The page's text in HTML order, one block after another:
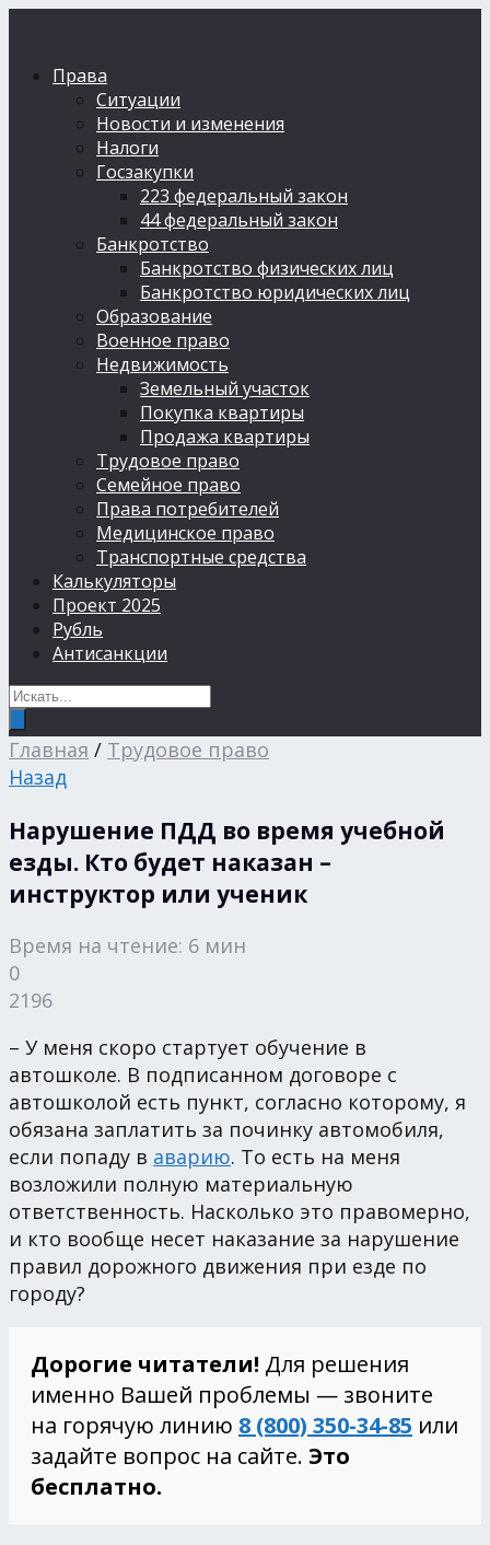
Права
Ситуации
Новости и изменения
Налоги
Госзакупки
223 федеральный закон
44 федеральный закон
Банкротство
Банкротство физических лиц
Банкротство юридических лиц
Образование
Военное право
Недвижимость
Земельный участок
Покупка квартиры
Продажа квартиры
Трудовое право
Семейное право
Права потребителей
Медицинское право
Транспортные средства
Калькуляторы
Проект 2025
Рубль
Антисанкции
Главная / Трудовое право
Назад
Нарушение ПДД во время учебной
езды. Кто будет наказан –
инструктор или ученик
Время на чтение: 6 мин
0
2196
– У меня скоро стартует обучение в
автошколе. В подписанном договоре с
автошколой есть пункт, согласно которому, я
обязана заплатить за починку автомобиля,
если попаду в аварию. То есть на меня
возложили полную материальную
ответственность. Насколько это правомерно,
и кто вообще несет наказание за нарушение
правил дорожного движения при езде по
городу?
Дорогие читатели! Для решения
именно Вашей проблемы — звоните
на горячую линию 8 (800) 350-34-85 или
задайте вопрос на сайте. Это
бесплатно.